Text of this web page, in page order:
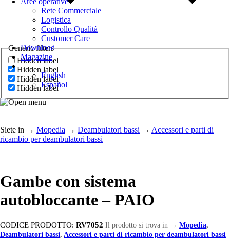
Generic filters
Hidden label
Hidden label
Hidden label
Hidden label
Rete Commerciale
Logistica
Controllo Qualità
Customer Care
Download
Magazine
English
Español
Siete in → Mopedia → Deambulatori bassi → Accessori e parti di
ricambio per deambulatori bassi
Gambe con sistema
autobloccante – PAIO
CODICE PRODOTTO: RV7052 Il prodotto si trova in → Mopedia,
Deambulatori bassi, Accessori e parti di ricambio per deambulatori bassi